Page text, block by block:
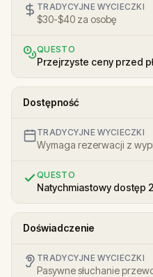
TRADYCYJNE WYCIECZKI
$30-$40 za osobę
QUESTO
Przejrzyste ceny przed
Dostępność
TRADYCYJNE WYCIECZKI
Wymaga rezerwacji z
QUESTO
Natychmiastowy dostęp
Doświadczenie
TRADYCYJNE WYCIECZKI
Pasywne słuchanie